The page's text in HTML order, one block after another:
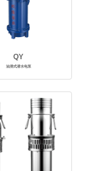
QY
油浸式潜水电泵